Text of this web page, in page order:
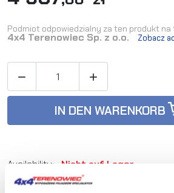
Podmiot odpowiedzialny za ten produkt na
4x4 Terenowiec Sp. z o.o. Zobacz
 
IN DEN WARENKORB
Availability: Nicht auf Lager